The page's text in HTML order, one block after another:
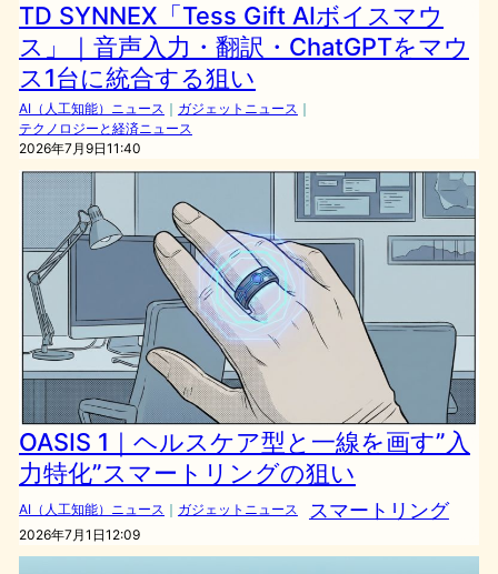
TD SYNNEX「Tess Gift AIボイスマウ
ス」｜音声入力・翻訳・ChatGPTをマウ
ス1台に統合する狙い
AI（人工知能）ニュース ｜ ガジェットニュース ｜
テクノロジーと経済ニュース
2026年7月9日11:40
OASIS 1｜ヘルスケア型と一線を画す”入
力特化”スマートリングの狙い
AI（人工知能）ニュース ｜ ガジェットニュース スマートリング
2026年7月1日12:09